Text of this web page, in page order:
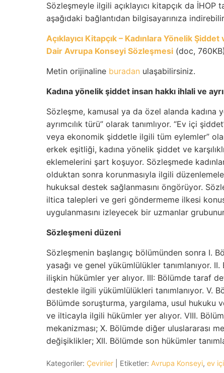
Sözleşmeyle ilgili açıklayıcı kitapçık da İHOP
aşağıdaki bağlantıdan bilgisayarınıza
Açıklayıcı Kitapçık – Kadınlara Yönelik
Dair Avrupa Konseyi Sözleşmesi (doc, 760KB)
Metin orijinaline buradan ulaşabilirsiniz.
Kadına yönelik şiddet insan hakkı ihlali ve
Sözleşme, kamusal ya da özel alanda kadına
ayrımcılık türü” olarak tanımlıyor. “Ev içi
veya ekonomik şiddetle ilgili tüm eylemler”
erkek eşitliği, kadına yönelik şiddet ve
eklemelerini şart koşuyor. Sözleşmede
olduktan sonra korunmasıyla ilgili
hukuksal destek sağlanmasını öngörüyor.
iltica talepleri ve geri göndermeme ilkesi
uygulanmasını izleyecek bir uzmanlar
Sözleşmeni düzeni
Sözleşmenin başlangıç bölümünden sonra I.
yasağı ve genel yükümlülükler tanımlanıyor.
ilişkin hükümler yer alıyor. III: Bölümde taraf
destekle ilgili yükümlülükleri tanımlanıyor. V.
Bölümde soruşturma, yargılama, usul hukuku
ve ilticayla ilgili hükümler yer alıyor. VIII.
mekanizması; X. Bölümde diğer uluslararası
değişiklikler; XII. Bölümde son hükümler
Kategoriler: Çeviriler | Etiketler: Avrupa Konseyi, ev